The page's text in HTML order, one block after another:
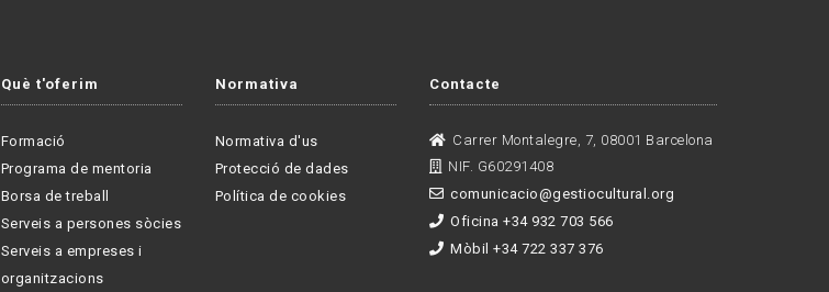
Què t'oferim
Formació
Programa de mentoria
Borsa de treball
Serveis a persones sòcies
Serveis a empreses i
organitzacions
Normativa
Normativa d'us
Protecció de dades
Política de cookies
Contacte
Carrer Montalegre, 7, 08001 Barcelona
NIF. G60291408
comunicacio@gestiocultural.org
Oficina +34 932 703 566
Mòbil +34 722 337 376